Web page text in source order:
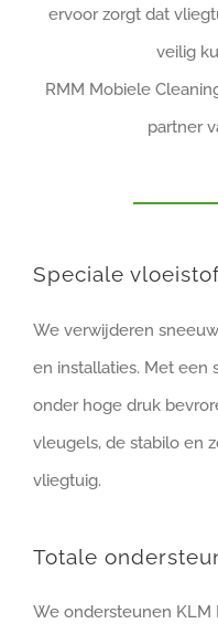
ervoor zorgt dat
veilig
RMM Mobiele
partner
Speciale
We verwijderen
en installaties. Met een
onder hoge druk
vleugels, de stabilo en
vliegtuig.
Totale
We ondersteunen